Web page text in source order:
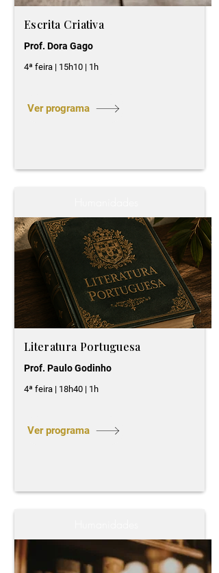
Escrita Criativa
Prof. Dora Gago
4ª feira | 15h10 | 1h
Ver programa
Literatura Portuguesa
Prof. Paulo Godinho
4ª feira | 18h40 | 1h
Ver programa